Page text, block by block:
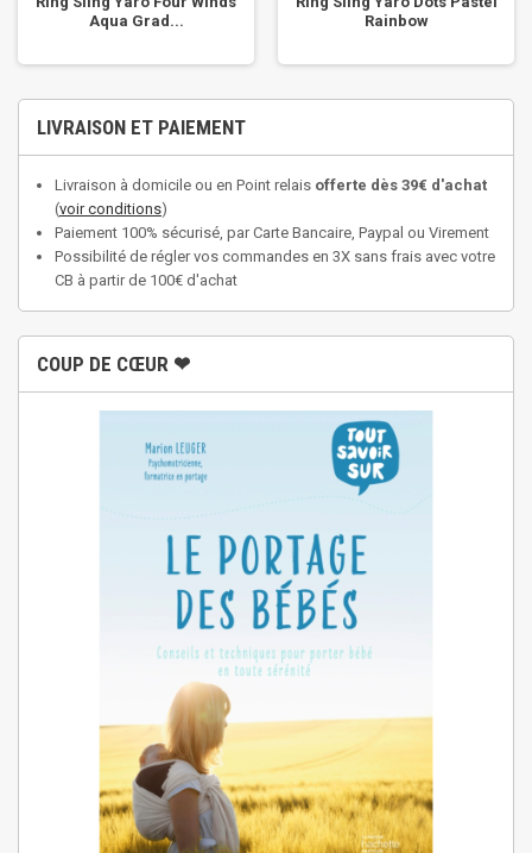
Aqua Grad...
Rainbow
LIVRAISON ET PAIEMENT
Livraison à domicile ou en Point relais offerte dès 39€ d'achat
(voir conditions)
Paiement 100% sécurisé, par Carte Bancaire, Paypal ou Virement
Possibilité de régler vos commandes en 3X sans frais avec votre
CB à partir de 100€ d'achat
COUP DE CŒUR ❤